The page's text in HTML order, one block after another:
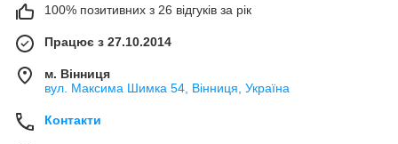
100% позитивних з 26 відгуків за рік
Працює з 27.10.2014
м. Вінниця
вул. Максима Шимка 54, Вінниця, Україна
Контакти